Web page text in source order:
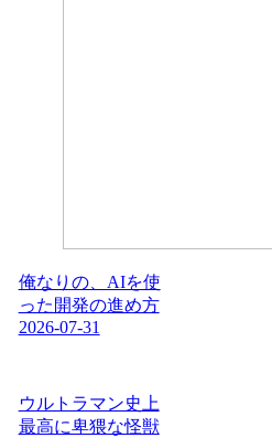
俺なりの、AIを使
った開発の進め方
2026-07-31
ウルトラマン史上
最高に卑猥な怪獣